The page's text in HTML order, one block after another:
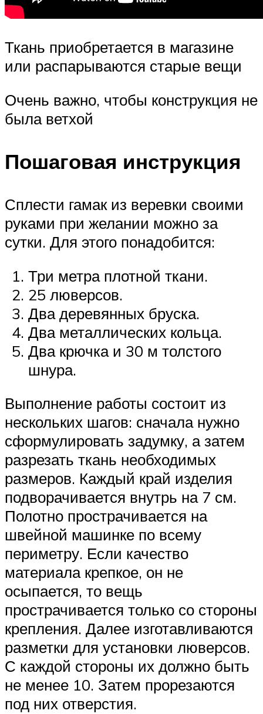
Ткань приобретается в магазине
или распарываются старые вещи
Очень важно, чтобы конструкция не
была ветхой
Пошаговая инструкция
Сплести гамак из веревки своими
руками при желании можно за
сутки. Для этого понадобится:
Три метра плотной ткани.
25 люверсов.
Два деревянных бруска.
Два металлических кольца.
Два крючка и 30 м толстого
шнура.
Выполнение работы состоит из
нескольких шагов: сначала нужно
сформулировать задумку, а затем
разрезать ткань необходимых
размеров. Каждый край изделия
подворачивается внутрь на 7 см.
Полотно прострачивается на
швейной машинке по всему
периметру. Если качество
материала крепкое, он не
осыпается, то вещь
прострачивается только со стороны
крепления. Далее изготавливаются
разметки для установки люверсов.
С каждой стороны их должно быть
не менее 10. Затем прорезаются
под них отверстия.